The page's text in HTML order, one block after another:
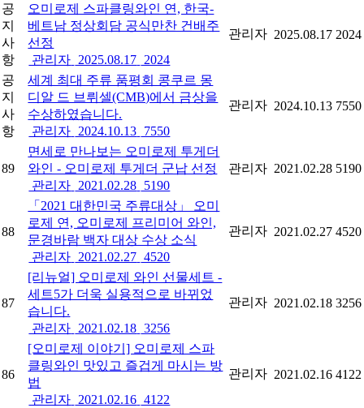
공
지
사
항
오미로제 스파클링와인 연, 한국-
베트남 정상회담 공식만찬 건배주
선정
관리자 2025.08.17 2024
관리자 2025.08.17 2024
공
지
사
항
세계 최대 주류 품평회 콩쿠르 몽
디알 드 브뤼셀(CMB)에서 금상을
수상하였습니다.
관리자 2024.10.13 7550
관리자 2024.10.13 7550
89
면세로 만나보는 오미로제 투게더
와인 - 오미로제 투게더 군납 선정
관리자 2021.02.28 5190
관리자 2021.02.28 5190
88
「2021 대한민국 주류대상」 오미
로제 연, 오미로제 프리미어 와인,
문경바람 백자 대상 수상 소식
관리자 2021.02.27 4520
관리자 2021.02.27 4520
87
[리뉴얼] 오미로제 와인 선물세트 -
세트5가 더욱 실용적으로 바뀌었
습니다.
관리자 2021.02.18 3256
관리자 2021.02.18 3256
86
[오미로제 이야기] 오미로제 스파
클링와인 맛있고 즐겁게 마시는 방
법
관리자 2021.02.16 4122
관리자 2021.02.16 4122